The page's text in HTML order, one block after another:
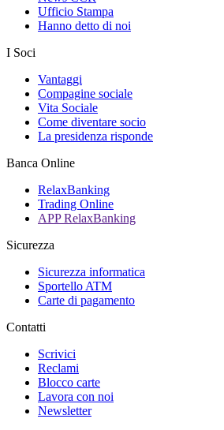
Ufficio Stampa
Hanno detto di noi
I Soci
Vantaggi
Compagine sociale
Vita Sociale
Come diventare socio
La presidenza risponde
Banca Online
RelaxBanking
Trading Online
APP RelaxBanking
Sicurezza
Sicurezza informatica
Sportello ATM
Carte di pagamento
Contatti
Scrivici
Reclami
Blocco carte
Lavora con noi
Newsletter